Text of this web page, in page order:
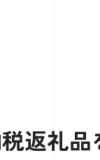
返礼